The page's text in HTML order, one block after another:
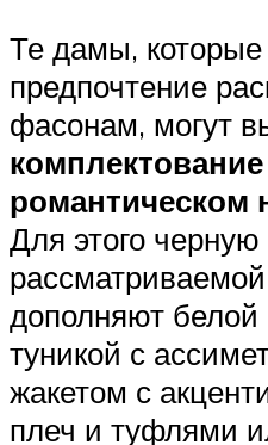
Те дамы, которые
предпочтение
фасонам, могут
романтическом
Для этого
дополняют белой
туникой с
жакетом с
плеч и туфлями